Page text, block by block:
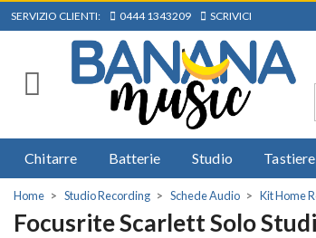
SERVIZIO CLIENTI: 0444 1343209 SCRIVICI
Chitarre Batterie Studio Tastiere
Home Studio Recording Schede Audio Kit Home
Focusrite Scarlett Solo